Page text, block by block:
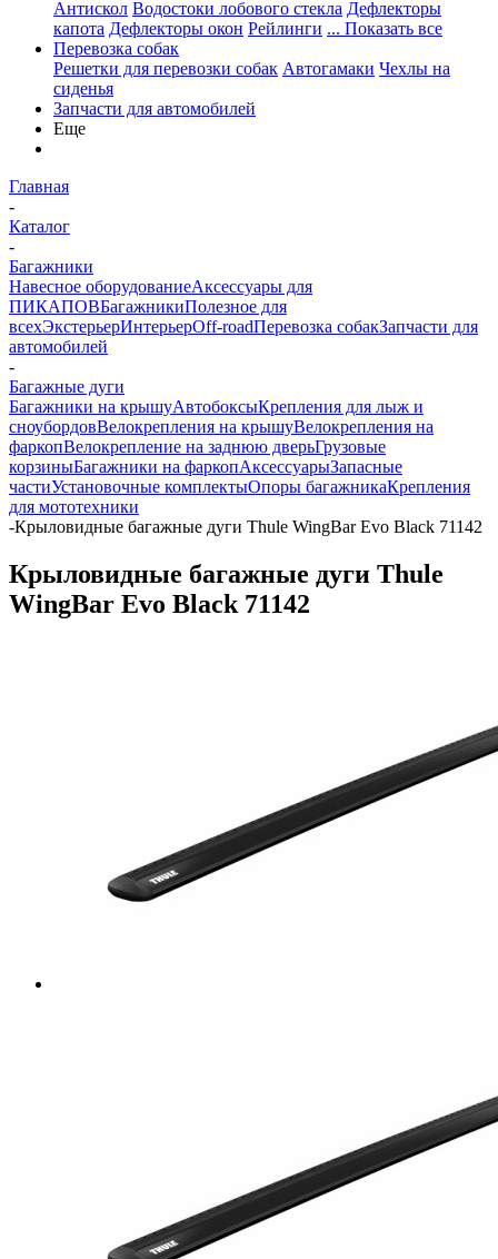
Антискол Водостоки лобового стекла Дефлекторы
капота Дефлекторы окон Рейлинги ... Показать все
Перевозка собак
Решетки для перевозки собак Автогамаки Чехлы на
сиденья
Запчасти для автомобилей
Еще
Главная
-
Каталог
-
Багажники
Навесное оборудованиеАксессуары для
ПИКАПОВБагажникиПолезное для
всехЭкстерьерИнтерьерOff-roadПеревозка собакЗапчасти для
автомобилей
-
Багажные дуги
Багажники на крышуАвтобоксыКрепления для лыж и
сноубордовВелокрепления на крышуВелокрепления на
фаркопВелокрепление на заднюю дверьГрузовые
корзиныБагажники на фаркопАксессуарыЗапасные
частиУстановочные комплектыОпоры багажникаКрепления
для мототехники
-Крыловидные багажные дуги Thule WingBar Evo Black 71142
Крыловидные багажные дуги Thule
WingBar Evo Black 71142